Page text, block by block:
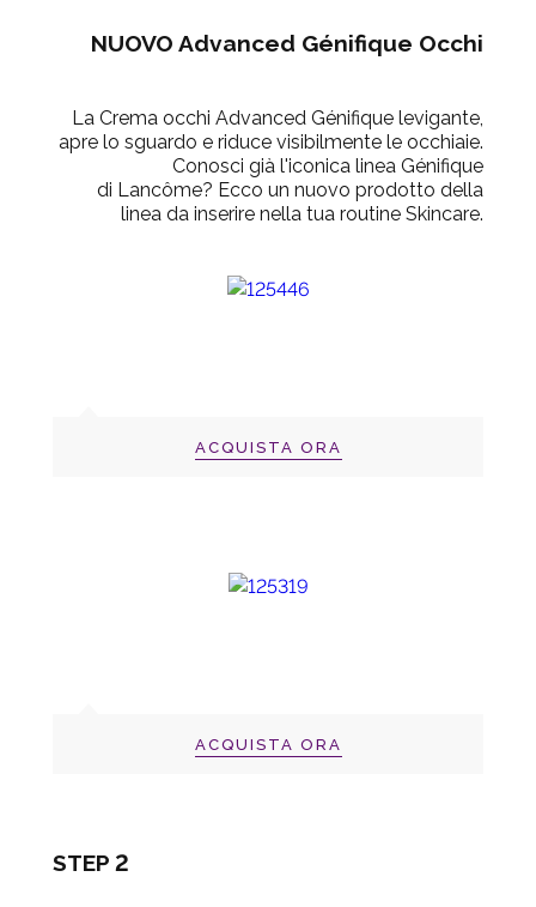
NUOVO Advanced Génifique Occhi
La Crema occhi Advanced Génifique levigante,
apre lo sguardo e riduce visibilmente le occhiaie.
Conosci già l'iconica linea Génifique
di Lancôme? Ecco un nuovo prodotto della
linea da inserire nella tua routine Skincare.
ACQUISTA ORA
ACQUISTA ORA
STEP 2